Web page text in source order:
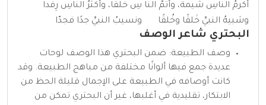
أكرمُ الناسِ شيمةً، وأتمُّ النا سِ خَلقًا، وأكثرُ الناسِ رِفدا
وشبيهُ النبيِّ خَلقًا وخُلقًا
ونسيبُ النبيِّ جدًا فجدّا
البحتري شاعر الوصف
وصف الطبيعة: ضمن البحتري هذا الوصف لوحات
عديدة جمع فيها ألوانًا مختلفة من مباهج الطبيعة. وقد
كانت أوصافه في الطبيعة على الإجمال قليلة الحظ من
الابتكار، تقليدية في أغلبها، غير أن البحتري تمكن من